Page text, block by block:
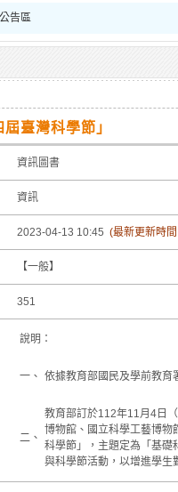
告區
臺灣科學節」
資訊圖書
資訊
2023-04-13 10:45 (最新更新時
【一般】
351
說明：
一、 依據教育部國民及學前教育
二、
教育部訂於112年11月4日
博物館、國立科學工藝博物
科學節」，主題定為「基
與科學節活動，以增進學生